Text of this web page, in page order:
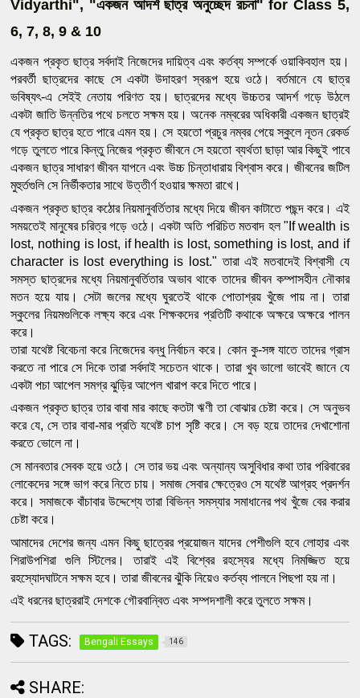
Vidyarthi", "একজন আদর্শ ছাত্র অনুচ্ছেদ রচনা" for Class 5,
6, 7, 8, 9 & 10
একজন প্রকৃত ছাত্র সর্বদাই নিজেদের দায়িত্ব এবং কর্তব্য সম্পর্কে ওয়াকিবহাল হয়।
পরবর্তী ছাত্রদের কাছে সে একটা উদাহরণ স্বরূপ হয়ে ওঠে। বর্তমানে যে ছাত্র
ভবিষ্যৎ-এ সেইই নেতায় পরিণত হয়। ছাত্রদের মধ্যে উচ্চতর আদর্শ গড়ে উঠলে
একটা জাতি উন্নতির পথে চলতে সক্ষম হয়। অনেক নম্বরের অধিকারী একজন ছাত্রই
যে প্রকৃত ছাত্র হতে পারে এমন হয়। সে হয়তাে প্রচুর নম্বর পেয়ে স্কুলে নূতন রেকর্ড
গড়ে তুলতে পারে কিন্তু নিজের প্রকৃত জীবনে সে হয়তাে ব্যর্থতা ছাড়া আর কিছুই পাবে
একজন ছাত্র সাধারণ জীবন যাপনে এবং উচ্চ চিন্তাধারায় বিশ্বাস করে। জীবনের জটিল
মুহুর্তগুলি সে নির্ভীকতার সাথে উত্তীর্ণ হওয়ার ক্ষমতা রাখে।
একজন প্রকৃত ছাত্র কঠোর নিয়মানুবর্তিতার মধ্যে দিয়ে জীবন কাটাতে পছন্দ করে। এই
সময়তেই মানুষের চরিত্র গড়ে ওঠে। একটা অতি পরিচিত মতবাদ হল "If wealth is
lost, nothing is lost, if health is lost, something is lost, and if
character is lost everything is lost." তারা এই মতবাদেই বিশ্বাসী যে
সমস্ত ছাত্রদের মধ্যে নিয়মানুবর্তিতার অভাব থাকে তাদের জীবন কম্পাসহীন নৌকার
মতন হয়ে যায়। সেটা জলের মধ্যে ঘুরতেই থাকে পােতাশ্রয় খুঁজে পায় না। তারা
স্কুলের নিয়মগুলিকে লক্ষ্য করে এবং শিক্ষকদের প্রতিটি কথাকে অক্ষরে অক্ষরে পালন
করে।
তারা যথেষ্ট বিবেচনা করে নিজেদের বন্ধু নির্বাচন করে। কোন কু-সঙ্গ যাতে তাদের গ্রাস
করতে না পারে সে দিকে তারা সর্বদাই সচেতন থাকে। তারা খুব ভালাে ভাবেই জানে যে
একটা পচা আপেল সমগ্র ঝুড়ির আপেল খারাপ করে দিতে পারে।
একজন প্রকৃত ছাত্র তার বাবা মার কাছে কতটা ঋণী তা বােঝার চেষ্টা করে। সে অনুভব
করে যে, সে তার বাবা-মার প্রতি যথেষ্ট চাপ সৃষ্টি করে। সে বড় হয়ে তাদের দেখাশােনা
করতে ভােলে না।
সে মানবতার সেবক হয়ে ওঠে। সে তার ভয় এবং অন্যান্য অসুবিধার কথা তার পরিবারের
লােকেদের সঙ্গে ভাগ করে নিতে চায়। সমাজ সেবার ক্ষেত্রেও সে যথেষ্ট আগ্রহ প্রদর্শন
করে। সমাজকে বাঁচাবার উদ্দেশ্যে তারা বিভিন্ন সমস্যার সমাধানের পথ খুঁজে বের করার
চেষ্টা করে।
আমাদের দেশের জন্য এমন কিছু ছাত্রের প্রয়ােজন যাদের পেশীগুলি হবে লােহার এবং
শিরাউপশিরা গুলি স্টিলের। তারাই এই বিশ্বের রহস্যের মধ্যে নিমজ্জিত হয়ে
রহস্যোদঘাটনে সক্ষম হবে। তারা জীবনের ঝুঁকি নিয়েও কর্তব্য পালনে পিছপা হয় না।
এই ধরনের ছাত্ররাই দেশকে গৌরবান্বিত এবং সম্পদশালী করে তুলতে সক্ষম।
TAGS: Bengali Essays 146
SHARE: